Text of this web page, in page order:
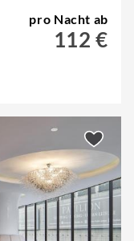
pro Nacht ab
112 €